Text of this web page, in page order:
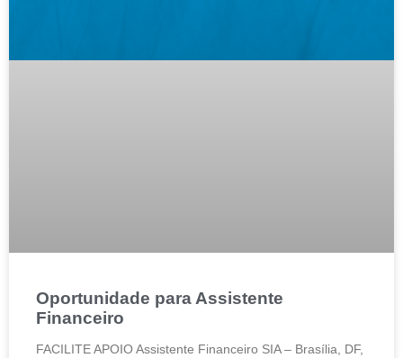
Oportunidade para Assistente
Financeiro
FACILITE APOIO Assistente Financeiro SIA – Brasília, DF,